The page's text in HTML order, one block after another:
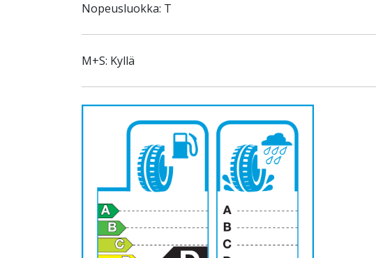
Nopeusluokka: T
M+S: Kyllä